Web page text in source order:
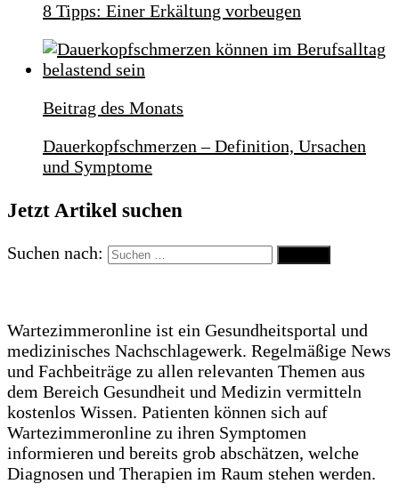
8 Tipps: Einer Erkältung vorbeugen
Beitrag des Monats
Dauerkopfschmerzen – Definition, Ursachen
und Symptome
Jetzt Artikel suchen
Suchen nach:
Wartezimmeronline ist ein Gesundheitsportal und
medizinisches Nachschlagewerk. Regelmäßige News
und Fachbeiträge zu allen relevanten Themen aus
dem Bereich Gesundheit und Medizin vermitteln
kostenlos Wissen. Patienten können sich auf
Wartezimmeronline zu ihren Symptomen
informieren und bereits grob abschätzen, welche
Diagnosen und Therapien im Raum stehen werden.